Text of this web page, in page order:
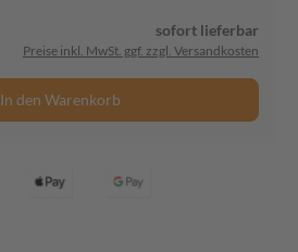
sofort lieferbar
Preise inkl. MwSt. ggf. zzgl. Versandkosten
In den Warenkorb